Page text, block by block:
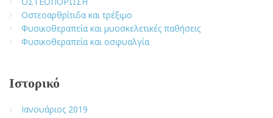
Οστεοαρθρίτιδα και τρέξιμο
Φυσικοθεραπεία και μυοσκελετικές παθήσεις
Φυσικοθεραπεία και οσφυαλγία
Ιστορικό
Ιανουάριος 2019